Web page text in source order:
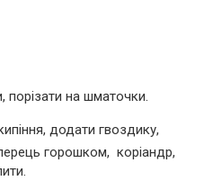
порізати на шматочки.
додати гвоздику,
горошком, коріандр,